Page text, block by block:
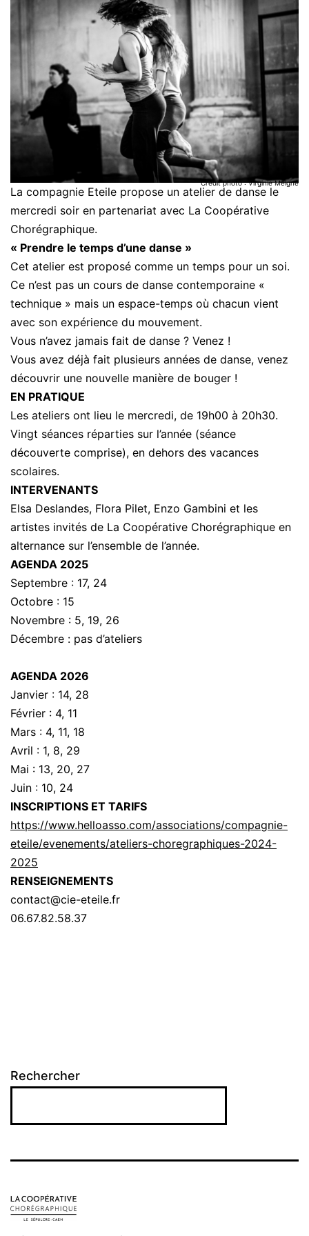
Crédit photo : Virginie Meigné
La compagnie Eteile propose un atelier de danse le
mercredi soir en partenariat avec La Coopérative
Chorégraphique.
« Prendre le temps d’une danse »
Cet atelier est proposé comme un temps pour un soi.
Ce n’est pas un cours de danse contemporaine «
technique » mais un espace-temps où chacun vient
avec son expérience du mouvement.
Vous n’avez jamais fait de danse ? Venez !
Vous avez déjà fait plusieurs années de danse, venez
découvrir une nouvelle manière de bouger !
EN PRATIQUE
Les ateliers ont lieu le mercredi, de 19h00 à 20h30.
Vingt séances réparties sur l’année (séance
découverte comprise), en dehors des vacances
scolaires.
INTERVENANTS
Elsa Deslandes, Flora Pilet, Enzo Gambini et les
artistes invités de La Coopérative Chorégraphique en
alternance sur l’ensemble de l’année.
AGENDA 2025
Septembre : 17, 24
Octobre : 15
Novembre : 5, 19, 26
Décembre : pas d’ateliers
AGENDA 2026
Janvier : 14, 28
Février : 4, 11
Mars : 4, 11, 18
Avril : 1, 8, 29
Mai : 13, 20, 27
Juin : 10, 24
INSCRIPTIONS ET TARIFS
https://www.helloasso.com/associations/compagnie-
eteile/evenements/ateliers-choregraphiques-2024-
2025
RENSEIGNEMENTS
contact@cie-eteile.fr
06.67.82.58.37
Rechercher